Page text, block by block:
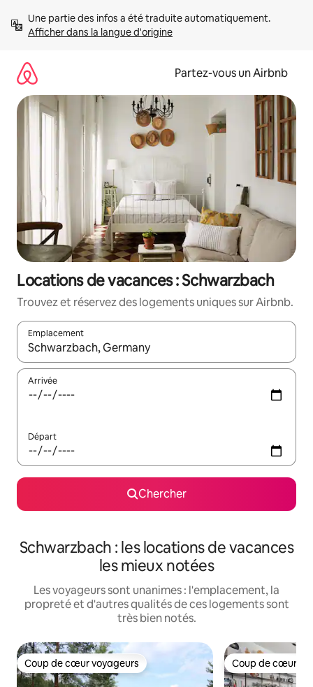
directement
Afficher dans la langue d'origine
Partez-vous un Airbnb
Locations de vacances : Schwarzbach
Trouvez et réservez des logements uniques sur Airbnb.
Emplacement
Quand les résultats sont affichés, parcourez-les en utilisant
Arrivée
Départ
Chercher
Schwarzbach : les locations de vacances
les mieux notées
Les voyageurs sont unanimes : l'emplacement, la
propreté et d'autres qualités de ces logements sont
très bien notés.
Coup de cœur voyageurs
Coup de cœur voyageurs Coup de cœur
Coup de cœur